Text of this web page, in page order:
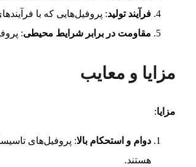
فرآیند تولید: پروفیل‌هایی که با
مقاومت در برابر شرایط محیطی:
مزایا و معایب
مزایا:
دوام و استحکام بالا: پروفیل‌های
هستند.